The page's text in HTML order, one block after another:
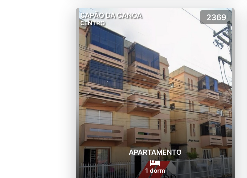
CAPÃO DA CANOA
CENTRO
2369
APARTAMENTO
1 dorm